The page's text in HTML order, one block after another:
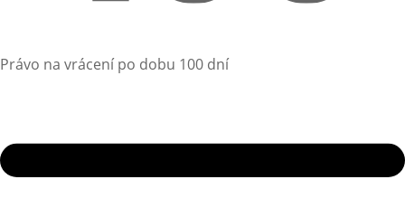
Právo na vrácení po dobu 100 dní